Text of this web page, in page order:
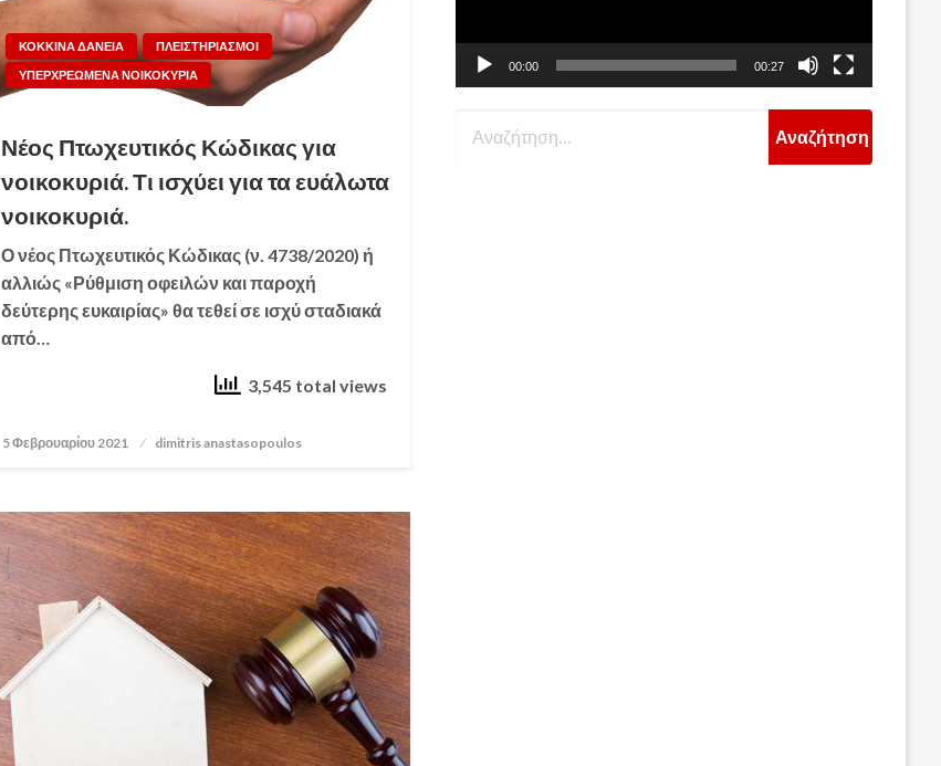
ΚΟΚΚΙΝΑ ΔΑΝΕΙΑ
ΠΛΕΙΣΤΗΡΙΑΣΜΟΙ
ΥΠΕΡΧΡΕΩΜΕΝΑ ΝΟΙΚΟΚΥΡΙΑ
Νέος Πτωχευτικός Κώδικας για
νοικοκυριά. Τι ισχύει για τα ευάλωτα
νοικοκυριά.
Ο νέος Πτωχευτικός Κώδικας (ν. 4738/2020) ή
αλλιώς «Ρύθμιση οφειλών και παροχή
δεύτερης ευκαιρίας» θα τεθεί σε ισχύ σταδιακά
από…
3,545 total views
Posted
5 Φεβρουαρίου 2021 dimitris anastasopoulos
00:00 00:27